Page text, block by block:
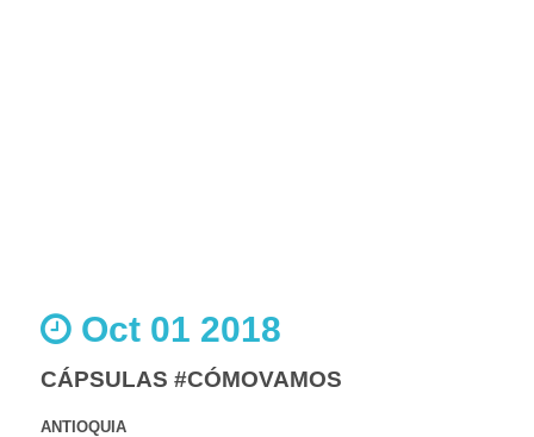
Oct 01 2018
CÁPSULAS #CÓMOVAMOS
ANTIOQUIA